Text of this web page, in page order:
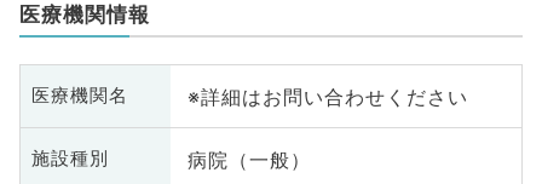
医療機関情報
医療機関名 ※詳細はお問い合わせください
施設種別 病院（一般）